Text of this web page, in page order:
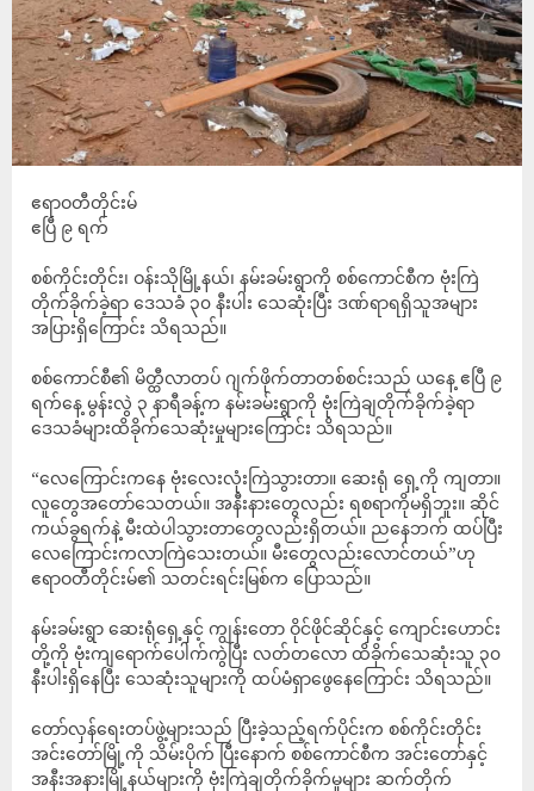
ဧရာဝတီတိုင်းမ်
ဧပြီ ၉ ရက်
စစ်ကိုင်းတိုင်း၊ ဝန်းသိုမြို့နယ်၊ နမ်းခမ်းရွာကို စစ်ကောင်စီက ဗုံးကြဲ
တိုက်ခိုက်ခဲ့ရာ ဒေသခံ ၃၀ နီးပါး သေဆုံးပြီး ဒဏ်ရာရရှိသူအများ
အပြားရှိကြောင်း သိရသည်။
စစ်ကောင်စီ၏ မိတ္ထီလာတပ် ဂျက်ဖိုက်တာတစ်စင်းသည် ယနေ့ ဧပြီ ၉
ရက်နေ့ မွန်းလွဲ ၃ နာရီခန့်က နမ်းခမ်းရွာကို ဗုံးကြဲချတိုက်ခိုက်ခဲ့ရာ
ဒေသခံများထိခိုက်သေဆုံးမှုများကြောင်း သိရသည်။
“လေကြောင်းကနေ ဗုံးလေးလုံးကြဲသွားတာ။ ဆေးရုံ ရှေ့ကို ကျတာ။
လူတွေအတော်သေတယ်။ အနီးနားတွေလည်း ရစရာကိုမရှိဘူး။ ဆိုင်
ကယ်ခွရက်နဲ့ မီးထဲပါသွားတာတွေလည်းရှိတယ်။ ညနေဘက် ထပ်ပြီး
လေကြောင်းကလာကြဲသေးတယ်။ မီးတွေလည်းလောင်တယ်”ဟု
ဧရာဝတီတိုင်းမ်၏ သတင်းရင်းမြစ်က ပြောသည်။
နမ်းခမ်းရွာ ဆေးရုံရှေ့နှင့် ကျွန်းတော ဝိုင်ဖိုင်ဆိုင်နှင့် ကျောင်းဟောင်း
တို့ကို ဗုံးကျရောက်ပေါက်ကွဲပြီး လတ်တလော ‌ထိခိုက်သေဆုံးသူ ၃၀
နီးပါးရှိနေပြီး သေဆုံးသူများကို ထပ်မံရှာဖွေနေကြောင်း သိရသည်။
တော်လှန်ရေးတပ်ဖွဲ့များသည် ပြီးခဲ့သည့်ရက်ပိုင်းက စစ်ကိုင်းတိုင်း
အင်းတော်မြို့ကို သိမ်းပိုက် ပြီးနောက် စစ်ကောင်စီက အင်းတော်နှင့်
အနီးအနားမြို့နယ်များကို ဗုံးကြဲချတိုက်ခိုက်မှုများ ဆက်တိုက်